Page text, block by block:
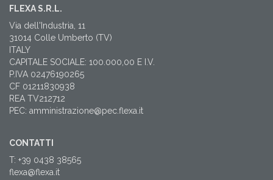
FLEXA S.R.L.
Via dell'Industria, 11
31014 Colle Umberto (TV)
ITALY
CAPITALE SOCIALE: 100.000,00 E I.V.
P.IVA 02476190265
CF 01211830938
REA TV212712
PEC: amministrazione@pec.flexa.it
CONTATTI
T: +39 0438 38565
flexa@flexa.it